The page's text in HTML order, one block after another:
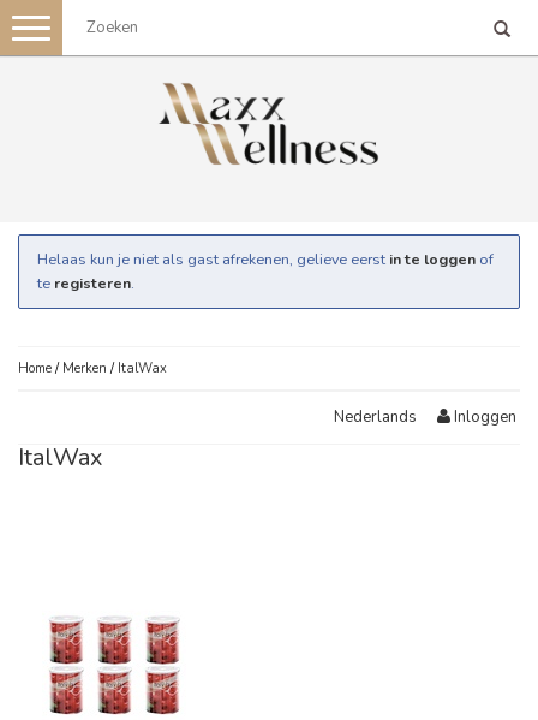
Toggle
navigation
Helaas kun je niet als gast afrekenen, gelieve eerst in te loggen of
te registeren.
Home / Merken / ItalWax
Nederlands Inloggen
ItalWax